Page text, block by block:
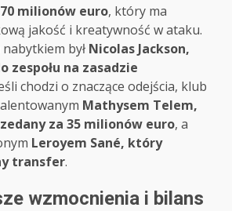
milionów euro, który ma
jakość i kreatywność w ataku.
był Nicolas Jackson,
zespołu na zasadzie
chodzi o znaczące odejścia, klub
Mathysem Telem,
za 35 milionów euro, a
Leroyem Sané, który
transfer.
wzmocnienia i bilans